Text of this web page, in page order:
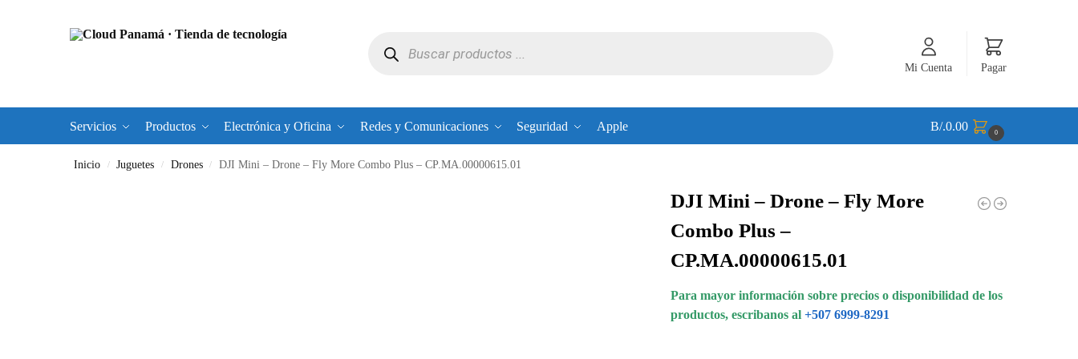
Mi Cuenta Pagar
Servicios Productos Electrónica y Oficina Redes y Comunicaciones Seguridad Apple B/.0.00 0
Inicio / Juguetes / Drones / DJI Mini – Drone – Fly More Combo Plus – CP.MA.00000615.01
DJI Mini – Drone – Fly More
Combo Plus –
CP.MA.00000615.01
Para mayor información sobre precios o disponibilidad de los
productos, escribanos al +507 6999-8291